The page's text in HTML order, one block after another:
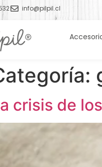
info@pilpil.cl
crisis de